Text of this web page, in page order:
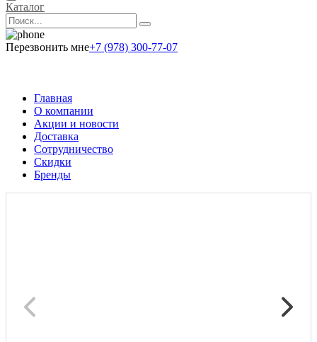
Каталог
Перезвонить мне+7 (978) 300-77-07
Главная
О компании
Акции и новости
Доставка
Сотрудничество
Скидки
Бренды